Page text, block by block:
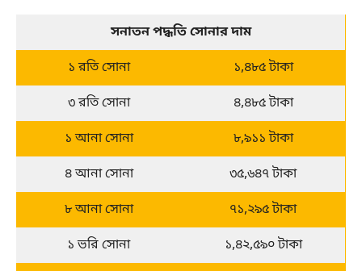
সনাতন পদ্ধতি সোনার দাম
১ রতি সোনা
১,৪৮৫ টাকা
৩ রতি সোনা
৪,৪৮৫ টাকা
১ আনা সোনা
৮,৯১১ টাকা
৪ আনা সোনা
৩৫,৬৪৭ টাকা
৮ আনা সোনা
৭১,২৯৫ টাকা
১ ভরি সোনা
১,৪২,৫৯০ টাকা